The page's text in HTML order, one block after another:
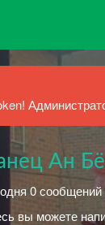
Ан
0
вы можете